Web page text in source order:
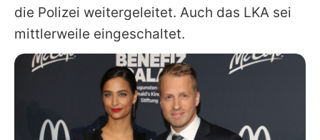
die Polizei weitergeleitet. Auch das LKA sei
mittlerweile eingeschaltet.